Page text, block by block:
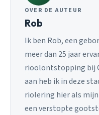
OVER DE AUTEUR
Rob
Ik ben Rob, een
meer dan 25 jaar
rioolontstopping bij
aan heb ik in deze
riolering hier als
een verstopte